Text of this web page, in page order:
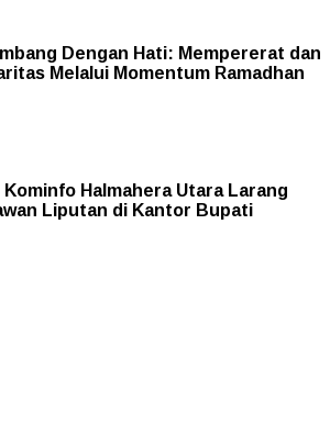
Dengan Hati: Mempererat dan
Melalui Momentum Ramadhan
Kominfo Halmahera Utara Larang
Liputan di Kantor Bupati